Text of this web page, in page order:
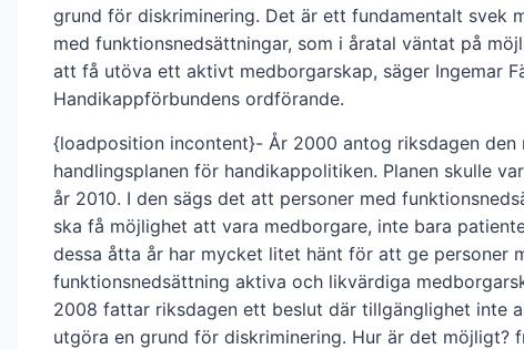
grund för diskriminering. Det är ett fundamentalt svek
med funktionsnedsättningar, som i åratal väntat på
att få utöva ett aktivt medborgarskap, säger Ingemar
Handikappförbundens ordförande.
{loadposition incontent}- År 2000 antog riksdagen den
handlingsplanen för handikappolitiken. Planen skulle
år 2010. I den sägs det att personer med
ska få möjlighet att vara medborgare, inte bara
dessa åtta år har mycket litet hänt för att ge personer
funktionsnedsättning aktiva och likvärdiga
2008 fattar riksdagen ett beslut där tillgänglighet inte
utgöra en grund för diskriminering. Hur är det möjligt?